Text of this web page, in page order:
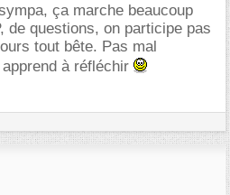
ça marche beaucoup
de questions, on participe pas
tout bête. Pas mal
à réfléchir